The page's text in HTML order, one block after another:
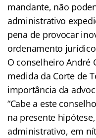
mandante, não
administrativo
pena de provocar
ordenamento
O conselheiro André
medida da Corte de
importância da
“Cabe a este
na presente
administrativo, em